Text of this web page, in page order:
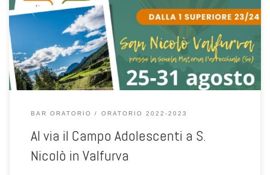
cura del bene dell’altro”, così come abbiamo vissuto il Grest
TUXTUTTI, chi è il mio prossimo? RITROVO, in Oratorio, venerdì 25
agosto alle 8.30 per partenza puntuale alle 9.00 Ricordiamo il pranzo
BAR ORATORIO ORATORIO 2022-2023
Al via il Campo Adolescenti a S.
Nicolò in Valfurva